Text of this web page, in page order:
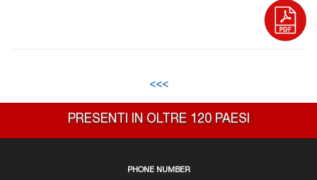
<<<
PRESENTI IN OLTRE 120 PAESI
PHONE NUMBER